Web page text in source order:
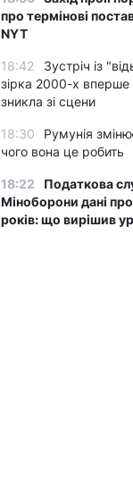
про термінові
NYT
18:42
Зустріч із
зірка 2000-х
зникла зі сцени
18:30
Румунія
чого вона це робить
18:22
Податкова
Міноборони дані про
років: що вирішив